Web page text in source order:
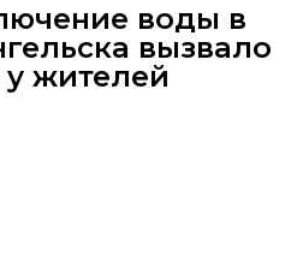
воды в
вызвало
у жителей